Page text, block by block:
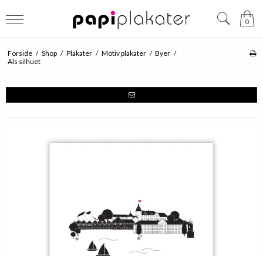
0
Forside / Shop / Plakater / Motiv plakater / Byer /
Als silhuet